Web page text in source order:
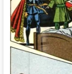
y
emocionante
fin
de
una
era